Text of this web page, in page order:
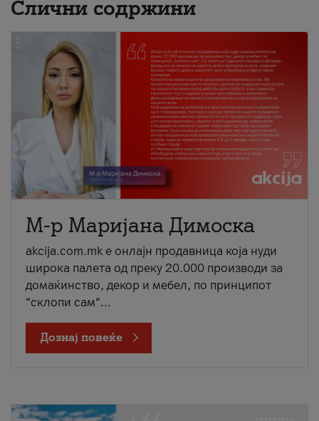
Слични содржини
М-р Маријана Димоска
akcija.com.mk е онлајн продавница која нуди
широка палета од преку 20.000 производи за
домаќинство, декор и мебел, по принципот
“склопи сам“...
Дознај повеќе